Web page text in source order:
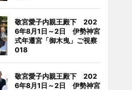
敬宮愛子内親王殿下 202
6年8月1日～2日 伊勢神宮
式年遷宮「御木曳」ご視察
018
敬宮愛子内親王殿下 202
6年8月1日～2日 伊勢神宮